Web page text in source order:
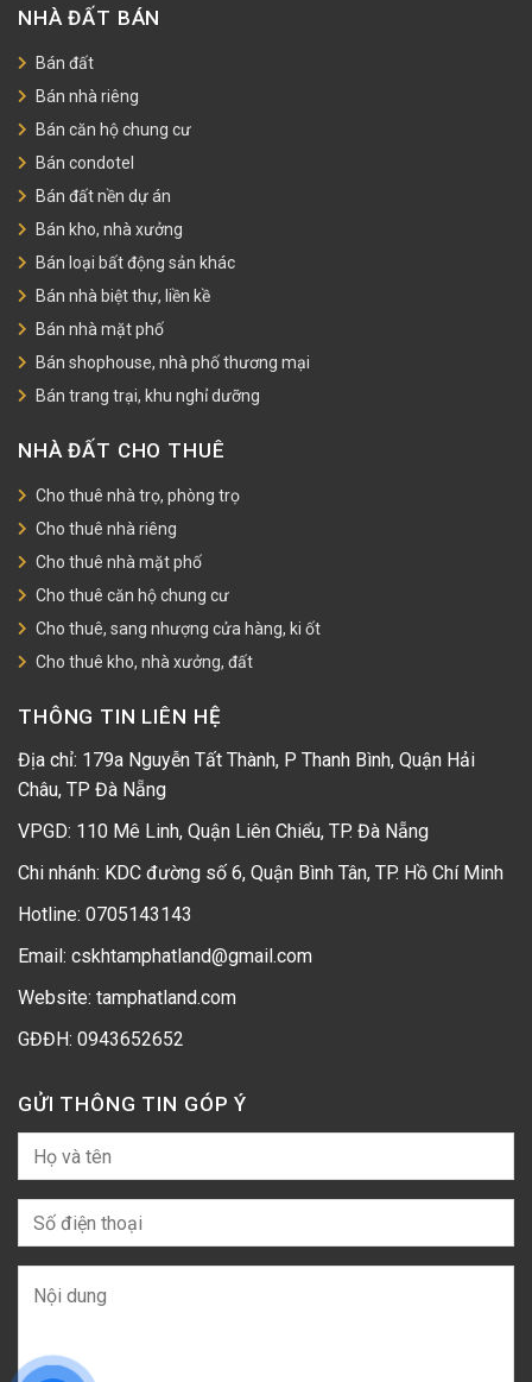
NHÀ ĐẤT BÁN
Bán đất
Bán nhà riêng
Bán căn hộ chung cư
Bán condotel
Bán đất nền dự án
Bán kho, nhà xưởng
Bán loại bất động sản khác
Bán nhà biệt thự, liền kề
Bán nhà mặt phố
Bán shophouse, nhà phố thương mại
Bán trang trại, khu nghỉ dưỡng
NHÀ ĐẤT CHO THUÊ
Cho thuê nhà trọ, phòng trọ
Cho thuê nhà riêng
Cho thuê nhà mặt phố
Cho thuê căn hộ chung cư
Cho thuê, sang nhượng cửa hàng, ki ốt
Cho thuê kho, nhà xưởng, đất
THÔNG TIN LIÊN HỆ
Địa chỉ: 179a Nguyễn Tất Thành, P Thanh Bình, Quận Hải
Châu, TP Đà Nẵng
VPGD: 110 Mê Linh, Quận Liên Chiểu, TP. Đà Nẵng
Chi nhánh: KDC đường số 6, Quận Bình Tân, TP. Hồ Chí Minh
Hotline: 0705143143
Email: cskhtamphatland@gmail.com
Website: tamphatland.com
GĐĐH: 0943652652
GỬI THÔNG TIN GÓP Ý